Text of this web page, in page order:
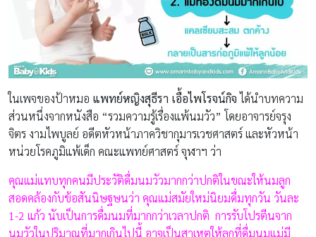
ในเพจของป้าหมอ แพทย์หญิงสุธีรา เอื้อไพโรจน์กิจได้นำบทความ
ส่วนหนึ่งจากหนังสือ “รวมความรู้เรื่องแพ้นมวัว” โดยอาจารย์จรุง
จิตร งามไพบูลย์ อดีตหัวหน้าภาควิชากุมารเวชศาสตร์ และหัวหน้า
หน่วยโรคภูมิแพ้เด็ก คณะแพทย์ศาสตร์ จุฬาฯ ว่า
คุณแม่แทบทุกคนมีประวัติดื่มนมวัวมากกว่าปกติในขณะให้นมลูก
สอดคล้องกับข้อสันนิษฐษนว่า คุณแม่สมัยใหม่นิยมดื่มทุกวัน วันละ
1-2 แก้ว นับเป็นการดื่มนมที่มากกว่าเวลาปกติ การรับโปรตีนจาก
นมวัวในปริมาณที่มากเกินไปนี้ อาจเป็นสาเหตุให้ลูกที่ดื่มนมแม่มี